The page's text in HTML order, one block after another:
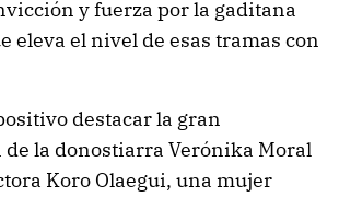
y fuerza por la gaditana
eleva el nivel de esas tramas con
destacar la gran
la donostiarra Verónika Moral
Koro Olaegui, una mujer